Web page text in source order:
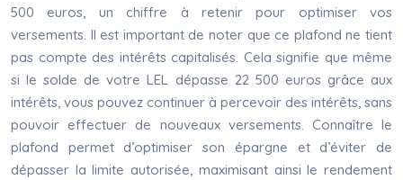
500 euros, un chiffre à retenir pour optimiser vos
versements. Il est important de noter que ce plafond ne tient
pas compte des intérêts capitalisés. Cela signifie que même
si le solde de votre LEL dépasse 22 500 euros grâce aux
intérêts, vous pouvez continuer à percevoir des intérêts, sans
pouvoir effectuer de nouveaux versements. Connaître le
plafond permet d’optimiser son épargne et d’éviter de
dépasser la limite autorisée, maximisant ainsi le rendement